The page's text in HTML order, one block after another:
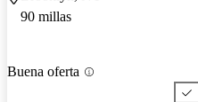
90 millas
Buena oferta